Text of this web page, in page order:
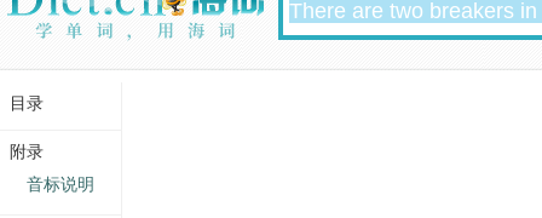
目录
附录
音标说明